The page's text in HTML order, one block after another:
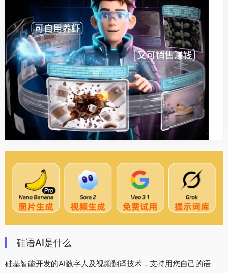
硅语AI是什么
硅基智能开发的AI数字人及视频翻译技术，支持用您自己的语